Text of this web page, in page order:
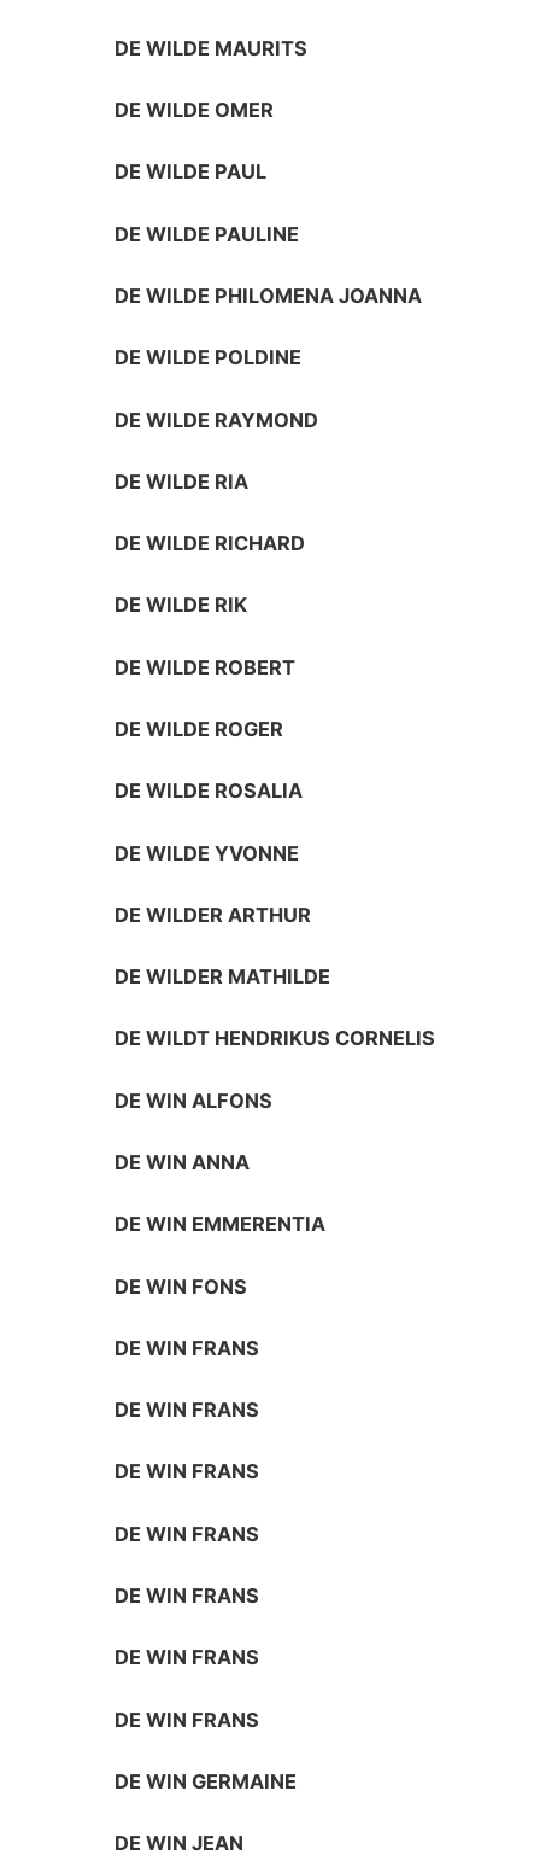
DE WILDE MAURITS
DE WILDE OMER
DE WILDE PAUL
DE WILDE PAULINE
DE WILDE PHILOMENA JOANNA
DE WILDE POLDINE
DE WILDE RAYMOND
DE WILDE RIA
DE WILDE RICHARD
DE WILDE RIK
DE WILDE ROBERT
DE WILDE ROGER
DE WILDE ROSALIA
DE WILDE YVONNE
DE WILDER ARTHUR
DE WILDER MATHILDE
DE WILDT HENDRIKUS CORNELIS
DE WIN ALFONS
DE WIN ANNA
DE WIN EMMERENTIA
DE WIN FONS
DE WIN FRANS
DE WIN FRANS
DE WIN FRANS
DE WIN FRANS
DE WIN FRANS
DE WIN FRANS
DE WIN FRANS
DE WIN GERMAINE
DE WIN JEAN